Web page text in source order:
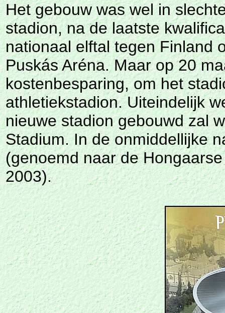
Het gebouw was wel in
stadion, na de laatste
nationaal elftal tegen Finland
Puskás Aréna. Maar op 20
kostenbesparing, om het
athletiekstadion. Uiteindelijk
nieuwe stadion gebouwd zal
Stadium. In de onmiddellijke
(genoemd naar de
2003).